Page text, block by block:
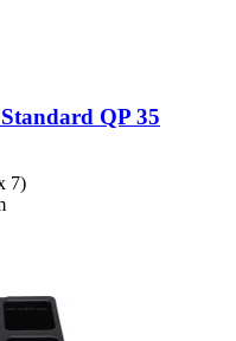
QP 35
7)